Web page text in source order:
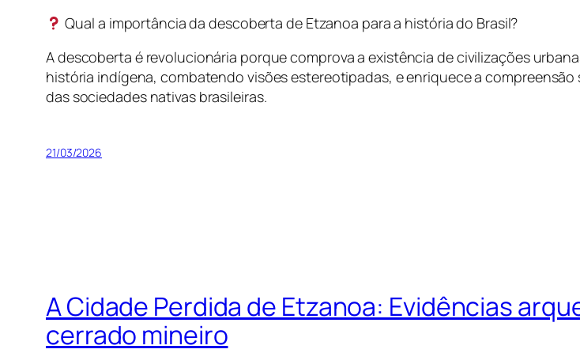
Qual a importância da descoberta de Etzanoa para a história do Brasil?
A descoberta é revolucionária porque comprova a existência de civilizações
história indígena, combatendo visões estereotipadas, e enriquece a
das sociedades nativas brasileiras.
21/03/2026
A Cidade Perdida de Etzanoa: Evidências
cerrado mineiro